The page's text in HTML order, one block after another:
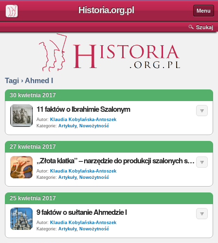
Historia.org.pl Menu
Szukaj
Tagi › Ahmed I
30 kwietnia 2017
11 faktów o Ibrahimie Szalonym
Autor: Klaudia Kobylańska-Antoszek
Kategorie: Artykuły, Nowożytność
27 kwietnia 2017
„Złota klatka” – narzędzie do produkcji szalonych sułtanów
Autor: Klaudia Kobylańska-Antoszek
Kategorie: Artykuły, Nowożytność
25 kwietnia 2017
9 faktów o sułtanie Ahmedzie I
Autor: Klaudia Kobylańska-Antoszek
Kategorie: Artykuły, Nowożytność